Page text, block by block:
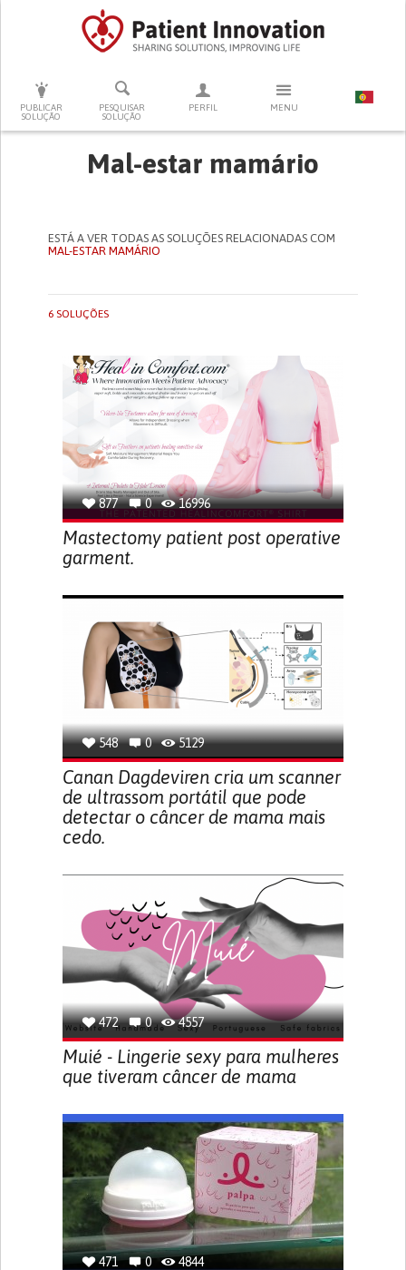
PUBLICAR
SOLUÇÃO
PESQUISAR
SOLUÇÃO
PERFIL MENU
PRESSIONE ENTER PARA PESQUISAR
Mal-estar mamário
ESTÁ A VER TODAS AS SOLUÇÕES RELACIONADAS COM
MAL-ESTAR MAMÁRIO
6 SOLUÇÕES
877 0 16996
Mastectomy patient post operative
garment.
548 0 5129
Canan Dagdeviren cria um scanner
de ultrassom portátil que pode
detectar o câncer de mama mais
cedo.
472 0 4557
Muié - Lingerie sexy para mulheres
que tiveram câncer de mama
471 0 4844